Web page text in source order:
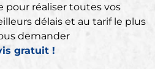
réaliser toutes vos
délais et au tarif le plus
demander
gratuit !